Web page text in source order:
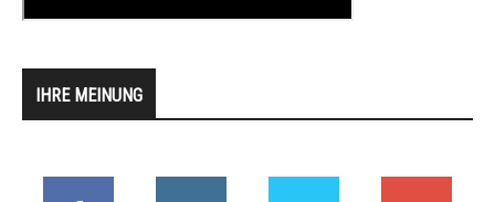
IHRE MEINUNG